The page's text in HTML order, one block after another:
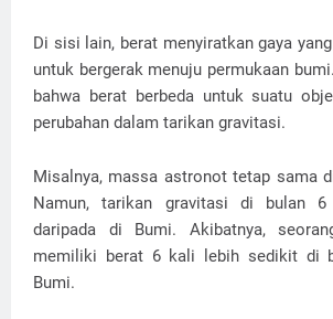
Di sisi lain, berat menyiratkan gaya
untuk bergerak menuju permukaan
bahwa berat berbeda untuk suatu
perubahan dalam tarikan gravitasi.
Misalnya, massa astronot tetap sama
Namun, tarikan gravitasi di bulan
daripada di Bumi. Akibatnya,
memiliki berat 6 kali lebih sedikit di
Bumi.